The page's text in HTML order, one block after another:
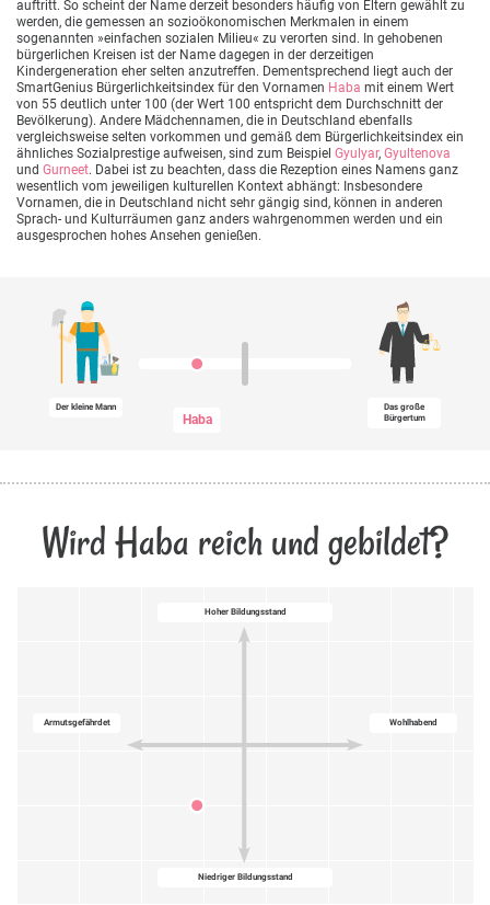
auftritt. So scheint der Name derzeit besonders häufig von Eltern gewählt zu
werden, die gemessen an sozioökonomischen Merkmalen in einem
sogenannten »einfachen sozialen Milieu« zu verorten sind. In gehobenen
bürgerlichen Kreisen ist der Name dagegen in der derzeitigen
Kindergeneration eher selten anzutreffen. Dementsprechend liegt auch der
SmartGenius Bürgerlichkeitsindex für den Vornamen Haba mit einem Wert
von 55 deutlich unter 100 (der Wert 100 entspricht dem Durchschnitt der
Bevölkerung). Andere Mädchennamen, die in Deutschland ebenfalls
vergleichsweise selten vorkommen und gemäß dem Bürgerlichkeitsindex ein
ähnliches Sozialprestige aufweisen, sind zum Beispiel Gyulyar, Gyultenova
und Gurneet. Dabei ist zu beachten, dass die Rezeption eines Namens ganz
wesentlich vom jeweiligen kulturellen Kontext abhängt: Insbesondere
Vornamen, die in Deutschland nicht sehr gängig sind, können in anderen
Sprach- und Kulturräumen ganz anders wahrgenommen werden und ein
ausgesprochen hohes Ansehen genießen.
Der kleine Mann
Haba
Das große
Bürgertum
Wird Haba reich und gebildet?
Hoher Bildungsstand
Wohlhabend
Niedriger Bildungsstand
Armutsgefährdet